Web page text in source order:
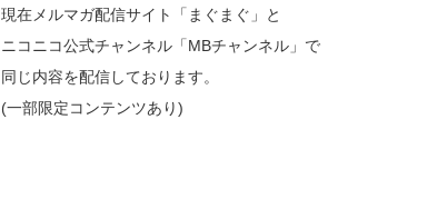
現在メルマガ配信サイト「まぐまぐ」と
ニコニコ公式チャンネル「MBチャンネル」で
同じ内容を配信しております。
(一部限定コンテンツあり)